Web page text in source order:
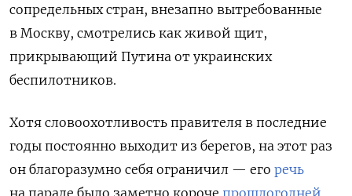
сопредельных стран, внезапно вытребованные
в Москву, смотрелись как живой щит,
прикрывающий Путина от украинских
беспилотников.
Хотя словоохотливость правителя в последние
годы постоянно выходит из берегов, на этот раз
он благоразумно себя ограничил — его речь
на параде было заметно короче прошлогодней